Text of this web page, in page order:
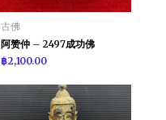
古佛
阿赞仲 – 2497成功佛
฿2,100.00